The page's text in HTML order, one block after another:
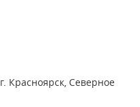
г. Красноярск, Северное